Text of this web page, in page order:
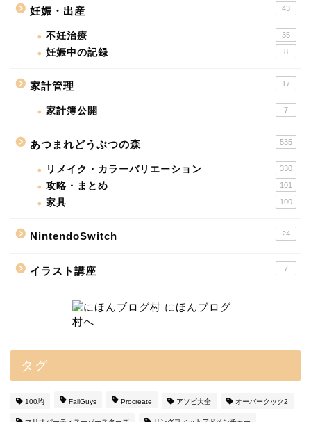
妊娠・出産 43
不妊治療 35
妊娠中の記録 8
家計管理 17
家計簿公開 7
あつまれどうぶつの森 535
リメイク・カラーバリエーション 330
攻略・まとめ 101
家具 100
NintendoSwitch 24
イラスト講座 7
タグ
100均 FallGuys Procreate アソビ大全 オーバークック2